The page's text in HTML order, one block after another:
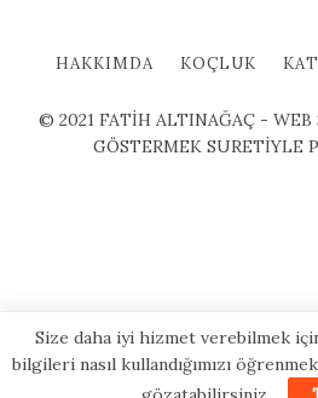
HAKKIMDA KOÇLUK
© 2021 FATİH ALTINAĞAÇ - WEB
GÖSTERMEK SURETİYLE
Size daha iyi hizmet verebilmek
bilgileri nasıl kullandığımızı